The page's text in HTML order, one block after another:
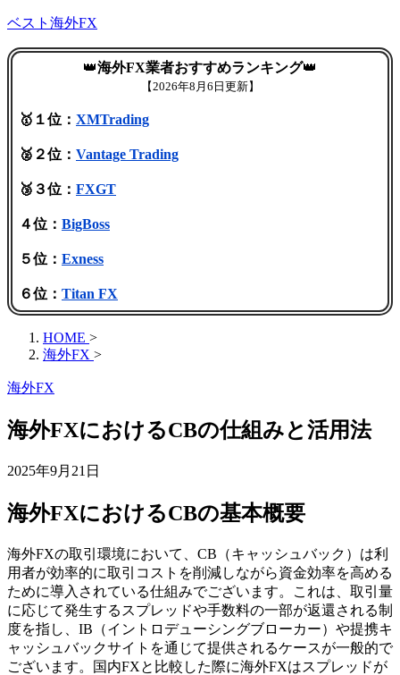
ベスト海外FX
👑海外FX業者おすすめランキング👑
【2026年8月6日更新】
🥇１位： XMTrading
🥈２位： Vantage Trading
🥉３位： FXGT
４位： BigBoss
５位： Exness
６位： Titan FX
HOME >
海外FX >
海外FX
海外FXにおけるCBの仕組みと活用法
2025年9月21日
海外FXにおけるCBの基本概要
海外FXの取引環境において、CB（キャッシュバック）は利
用者が効率的に取引コストを削減しながら資金効率を高める
ために導入されている仕組みでございます。これは、取引量
に応じて発生するスプレッドや手数料の一部が返還される制
度を指し、IB（イントロデューシングブローカー）や提携キ
ャッシュバックサイトを通じて提供されるケースが一般的で
ございます。国内FXと比較した際に海外FXはスプレッドが